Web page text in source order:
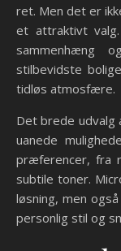
ret. Men det er
et attraktivt
sammenhæng
stilbevidste
tidløs atmosfære.
Det brede
uanede
præferencer, fra
subtile toner.
løsning, men
personlig stil og